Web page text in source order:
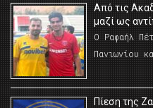
Από τις
μαζί ως
Ο Ραφαήλ
Πανιωνίου
Πίεση της